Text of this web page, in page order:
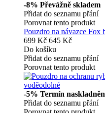
-8% Převážně skladem
Přidat do seznamu přání
Porovnat tento produkt
Pouzdro na návazce
699 Kč 645 Kč
Do košíku
Přidat do seznamu přání
Porovnat tento produkt
-5% Termín
Přidat do seznamu přání